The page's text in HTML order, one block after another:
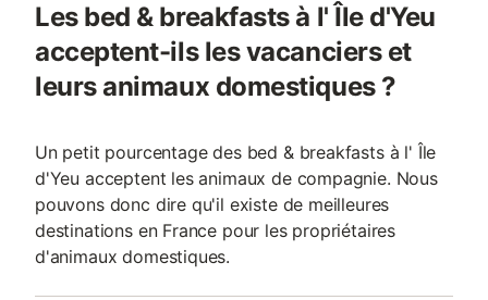
Les bed & breakfasts à l' Île d'Yeu
acceptent-ils les vacanciers et
leurs animaux domestiques ?
Un petit pourcentage des bed & breakfasts à l' Île
d'Yeu acceptent les animaux de compagnie. Nous
pouvons donc dire qu'il existe de meilleures
destinations en France pour les propriétaires
d'animaux domestiques.